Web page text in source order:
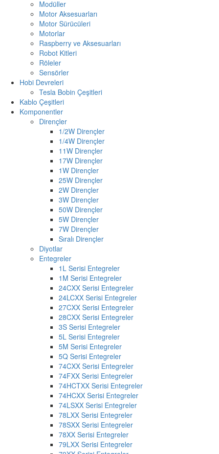
Modüller
Motor Aksesuarları
Motor Sürücüleri
Motorlar
Raspberry ve Aksesuarları
Robot Kitleri
Röleler
Sensörler
Hobi Devreleri
Tesla Bobin Çeşitleri
Kablo Çeşitleri
Komponentler
Dirençler
1/2W Dirençler
1/4W Dirençler
11W Dirençler
17W Dirençler
1W Dirençler
25W Dirençler
2W Dirençler
3W Dirençler
50W Dirençler
5W Dirençler
7W Dirençler
Sıralı Dirençler
Diyotlar
Entegreler
1L Serisi Entegreler
1M Serisi Entegreler
24CXX Serisi Entegreler
24LCXX Serisi Entegreler
27CXX Serisi Entegreler
28CXX Serisi Entegreler
3S Serisi Entegreler
5L Serisi Entegreler
5M Serisi Entegreler
5Q Serisi Entegreler
74CXX Serisi Entegreler
74FXX Serisi Entegreler
74HCTXX Serisi Entegreler
74HCXX Serisi Entegreler
74LSXX Serisi Entegreler
78LXX Serisi Entegreler
78SXX Serisi Entegreler
78XX Serisi Entegreler
79LXX Serisi Entegreler